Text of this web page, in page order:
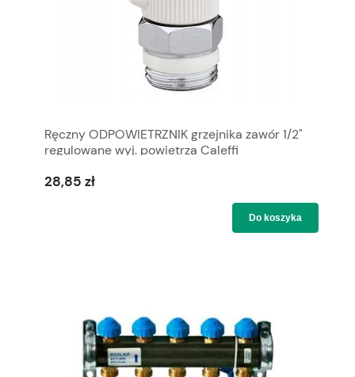
Ręczny ODPOWIETRZNIK grzejnika zawór 1/2"
regulowane wyj. powietrza Caleffi
28,85 zł
Do koszyka